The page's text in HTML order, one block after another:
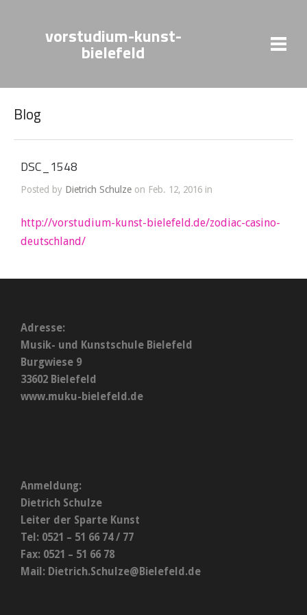
vorstudium-kunst-
bielefeld
Blog
DSC_1548
Posted by Dietrich Schulze on Feb. 12, 2016 in
http://vorstudium-kunst-bielefeld.de/zodiac-casino-
deutschland/
Adresse:
Musik- und Kunstschule Bielefeld
Burgwiese 9
33602 Bielefeld
www.muku-bielefeld.de
Anmeldung:
Dietrich Schulze
Leiter der Sparte Kunst
Tel: 0521 – 51 66 74 / 77
Fax: 0521 – 51 66 78
Mail: Dietrich.Schulze@Bielefeld.de